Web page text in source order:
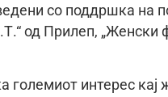
со поддршка на
од Прилеп, „Женски
големиот интерес кај